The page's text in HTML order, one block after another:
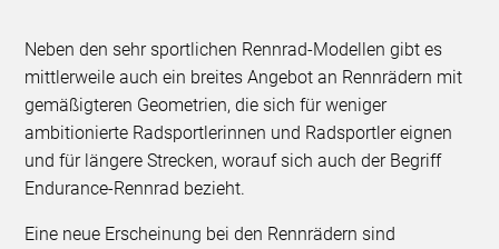
Neben den sehr sportlichen Rennrad-Modellen gibt es
mittlerweile auch ein breites Angebot an Rennrädern mit
gemäßigteren Geometrien, die sich für weniger
ambitionierte Radsportlerinnen und Radsportler eignen
und für längere Strecken, worauf sich auch der Begriff
Endurance-Rennrad bezieht.
Eine neue Erscheinung bei den Rennrädern sind